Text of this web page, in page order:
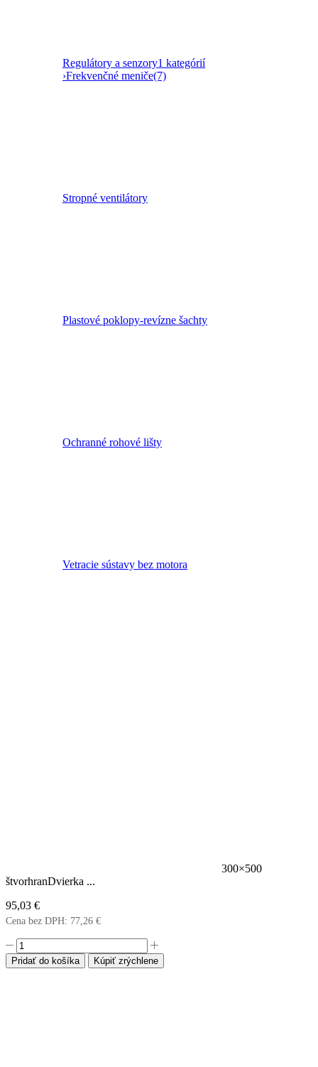
Regulátory a senzory1 kategórií
›Frekvenčné meniče(7)
Stropné ventilátory
Plastové poklopy-revízne šachty
Ochranné rohové lišty
Vetracie sústavy bez motora
300×500
štvorhranDvierka ...
95,03 €
Cena bez DPH: 77,26 €
množstvo
300x500
štvorhranDvierka
Pridať do košíka Kúpiť zrýchlene